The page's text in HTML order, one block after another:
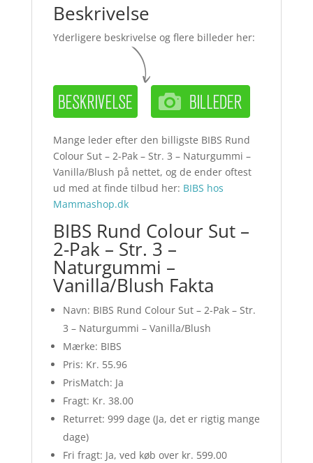
Beskrivelse
Yderligere beskrivelse og flere billeder her:
Mange leder efter den billigste BIBS Rund
Colour Sut – 2-Pak – Str. 3 – Naturgummi –
Vanilla/Blush på nettet, og de ender oftest
ud med at finde tilbud her: BIBS hos
Mammashop.dk
BIBS Rund Colour Sut –
2-Pak – Str. 3 –
Naturgummi –
Vanilla/Blush Fakta
Navn: BIBS Rund Colour Sut – 2-Pak – Str.
3 – Naturgummi – Vanilla/Blush
Mærke: BIBS
Pris: Kr. 55.96
PrisMatch: Ja
Fragt: Kr. 38.00
Returret: 999 dage (Ja, det er rigtig mange
dage)
Fri fragt: Ja, ved køb over kr. 599.00